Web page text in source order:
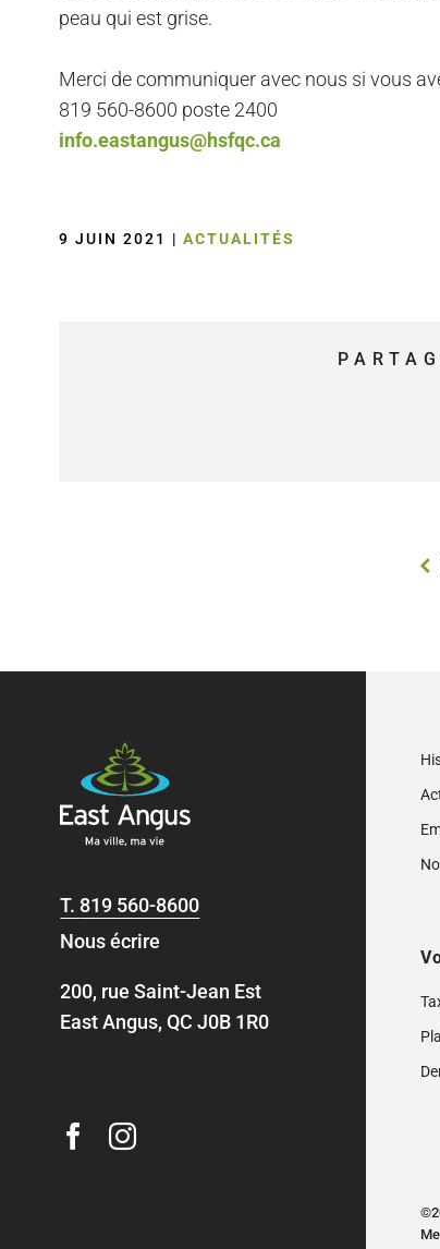
peau qui est grise.
Merci de communiquer avec nous si vous
819 560-8600 poste 2400
info.eastangus@hsfqc.ca
9 JUIN 2021 | ACTUALITÉS
T. 819 560-8600
Nous écrire
200, rue Saint-Jean Est
East Angus, QC J0B 1R0